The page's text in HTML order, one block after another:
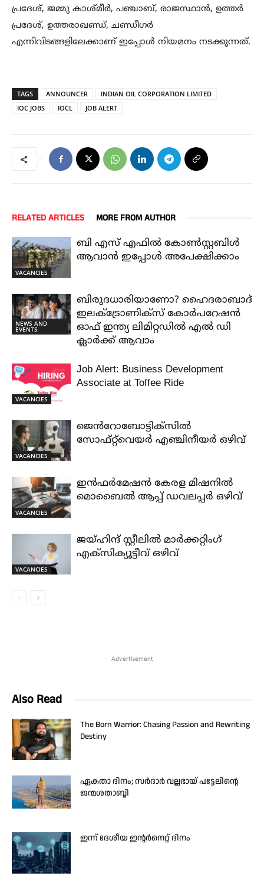
പ്രദേശ്, ജമ്മു കാശ്മീർ, പഞ്ചാബ്, രാജസ്ഥാൻ, ഉത്തർ
പ്രദേശ്, ഉത്തരാഖണ്ഡ്, ചണ്ഡീഗർ
എന്നിവിടങ്ങളിലേക്കാണ് ഇപ്പോൾ നിയമനം നടക്കുന്നത്.
TAGS ANNOUNCER
INDIAN OIL CORPORATION LIMITED
IOC JOBS
IOCL JOB ALERT
RELATED ARTICLES MORE FROM AUTHOR
VACANCIES
ബി എസ് എഫിൽ കോൺസ്റ്റബിൾ
ആവാൻ ഇപ്പോൾ അപേക്ഷിക്കാം
NEWS AND
EVENTS
ബിരുദധാരിയാണോ? ഹൈദരാബാദ്
ഇലക്ട്രോണിക്സ് കോർപറേഷൻ
ഓഫ് ഇന്ത്യ ലിമിറ്റഡിൽ എൽ ഡി
ക്ലാർക്ക് ആവാം
VACANCIES
Job Alert: Business Development
Associate at Toffee Ride
VACANCIES
ജെൻറോബോട്ടിക്സിൽ
സോഫ്റ്റ്‌വെയർ എഞ്ചിനീയർ ഒഴിവ്
VACANCIES
ഇൻഫർമേഷൻ കേരള മിഷനിൽ
മൊബൈൽ ആപ്പ് ഡവലപ്പർ ഒഴിവ്
VACANCIES
ജയ്‌ഹിന്ദ്‌ സ്റ്റീലിൽ മാർക്കറ്റിംഗ്
എക്സിക്യൂട്ടീവ് ഒഴിവ്
Advertisement
Also Read
The Born Warrior: Chasing Passion and Rewriting
Destiny
ഏകതാ ദിനം; സർദാർ വല്ലഭായ് പട്ടേലിന്റെ
ജന്മശതാബ്ദി
ഇന്ന് ദേശീയ ഇന്റർനെറ്റ് ദിനം